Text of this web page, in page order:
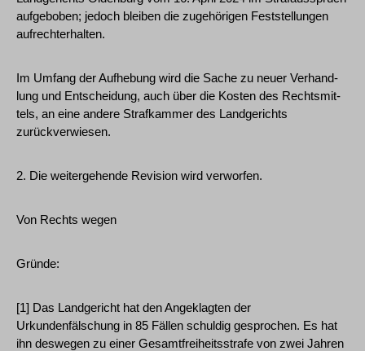
aufgeboben; jedoch bleiben die zugehörigen Feststellungen
aufrechterhalten.
Im Umfang der Aufhebung wird die Sache zu neuer Verhand-
lung und Entscheidung, auch über die Kosten des Rechtsmit-
tels, an eine andere Strafkammer des Landgerichts
zurückverwiesen.
2. Die weitergehende Revision wird verworfen.
Von Rechts wegen
Gründe:
[1] Das Landgericht hat den Angeklagten der
Urkundenfälschung in 85 Fällen schuldig gesprochen. Es hat
ihn deswegen zu einer Gesamtfreiheitsstrafe von zwei Jahren